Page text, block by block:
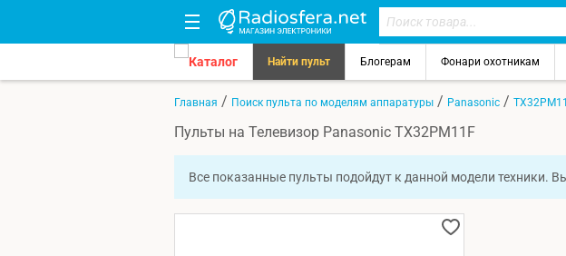
Каталог Найти пульт Блогерам Фонари охотникам
Главная / Поиск пульта по моделям аппаратуры / Panasonic /
Пульты на Телевизор Panasonic TX32PM11F
Все показанные пульты подойдут к данной модели техники.